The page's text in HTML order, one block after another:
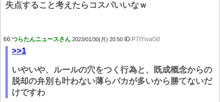
失点すること考えたらコスパいいなｗ
66:つらたんニュースさん 2023/01/30(月) 20:50 ID:P7IYivaG0
>>1
いやいや、ルールの穴をつく行為と、既成概念からの
脱却の弁別も叶わない薄らバカが多いから勝てないだ
けですわ